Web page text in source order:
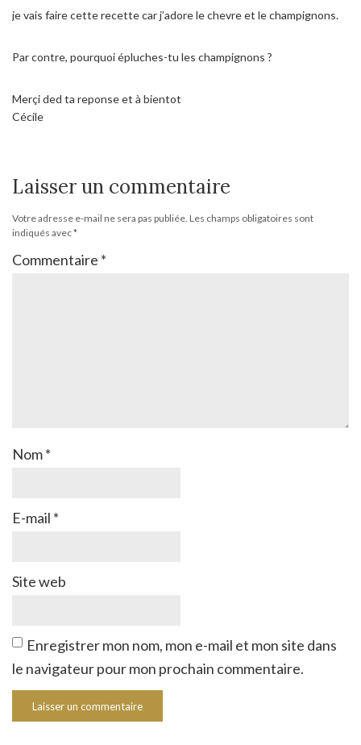
je vais faire cette recette car j’adore le chevre et le champignons.
Par contre, pourquoi épluches-tu les champignons ?
Merçi ded ta reponse et à bientot
Cécile
Laisser un commentaire
Votre adresse e-mail ne sera pas publiée. Les champs obligatoires sont
indiqués avec*
Commentaire *
Nom*
E-mail *
Site web
Enregistrer mon nom, mon e-mail et mon site dans
le navigateur pour mon prochain commentaire.